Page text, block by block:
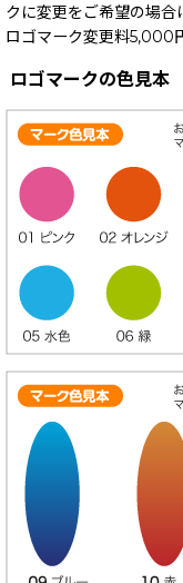
クに変更をご希望の場合
ロゴマーク変更料5,000
ロゴマークの色見本